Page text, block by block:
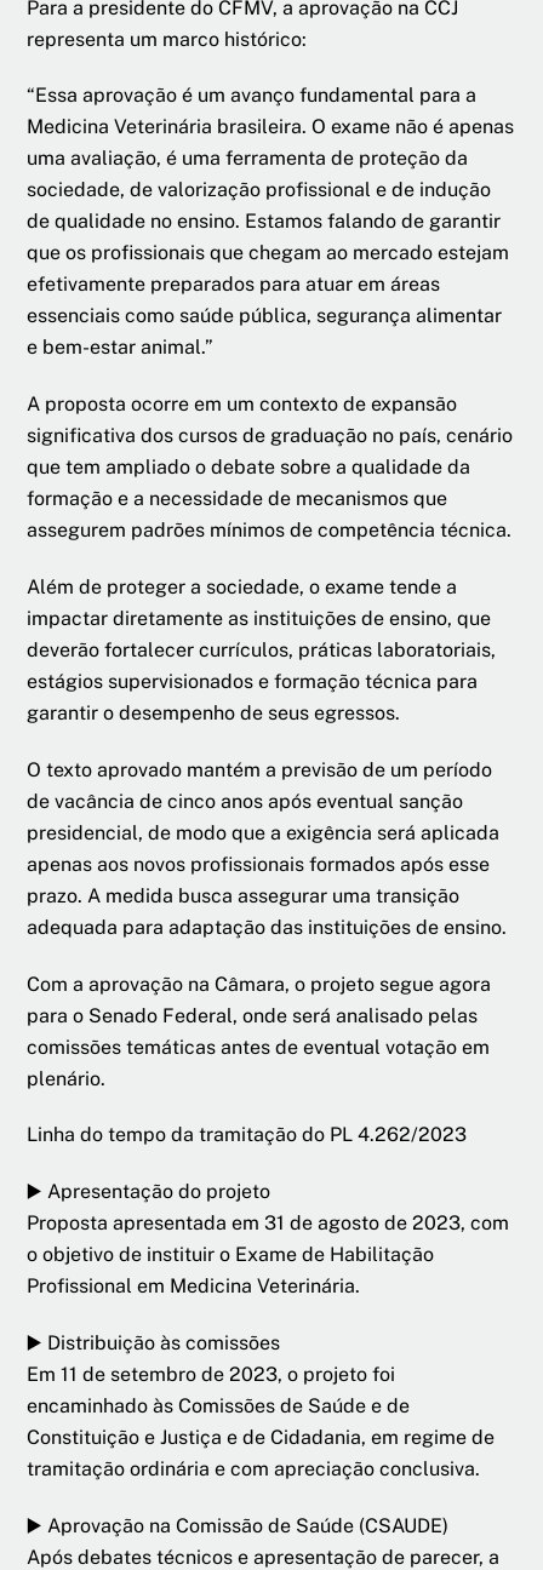
Para a presidente do CFMV, a aprovação na CCJ
representa um marco histórico:
“Essa aprovação é um avanço fundamental para a
Medicina Veterinária brasileira. O exame não é apenas
uma avaliação, é uma ferramenta de proteção da
sociedade, de valorização profissional e de indução
de qualidade no ensino. Estamos falando de garantir
que os profissionais que chegam ao mercado estejam
efetivamente preparados para atuar em áreas
essenciais como saúde pública, segurança alimentar
e bem-estar animal.”
A proposta ocorre em um contexto de expansão
significativa dos cursos de graduação no país, cenário
que tem ampliado o debate sobre a qualidade da
formação e a necessidade de mecanismos que
assegurem padrões mínimos de competência técnica.
Além de proteger a sociedade, o exame tende a
impactar diretamente as instituições de ensino, que
deverão fortalecer currículos, práticas laboratoriais,
estágios supervisionados e formação técnica para
garantir o desempenho de seus egressos.
O texto aprovado mantém a previsão de um período
de vacância de cinco anos após eventual sanção
presidencial, de modo que a exigência será aplicada
apenas aos novos profissionais formados após esse
prazo. A medida busca assegurar uma transição
adequada para adaptação das instituições de ensino.
Com a aprovação na Câmara, o projeto segue agora
para o Senado Federal, onde será analisado pelas
comissões temáticas antes de eventual votação em
plenário.
Linha do tempo da tramitação do PL 4.262/2023
▶️ Apresentação do projeto
Proposta apresentada em 31 de agosto de 2023, com
o objetivo de instituir o Exame de Habilitação
Profissional em Medicina Veterinária.
▶️ Distribuição às comissões
Em 11 de setembro de 2023, o projeto foi
encaminhado às Comissões de Saúde e de
Constituição e Justiça e de Cidadania, em regime de
tramitação ordinária e com apreciação conclusiva.
▶️ Aprovação na Comissão de Saúde (CSAUDE)
Após debates técnicos e apresentação de parecer, a